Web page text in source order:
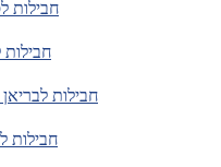
חבילות
חבילות
חבילות
חבילות